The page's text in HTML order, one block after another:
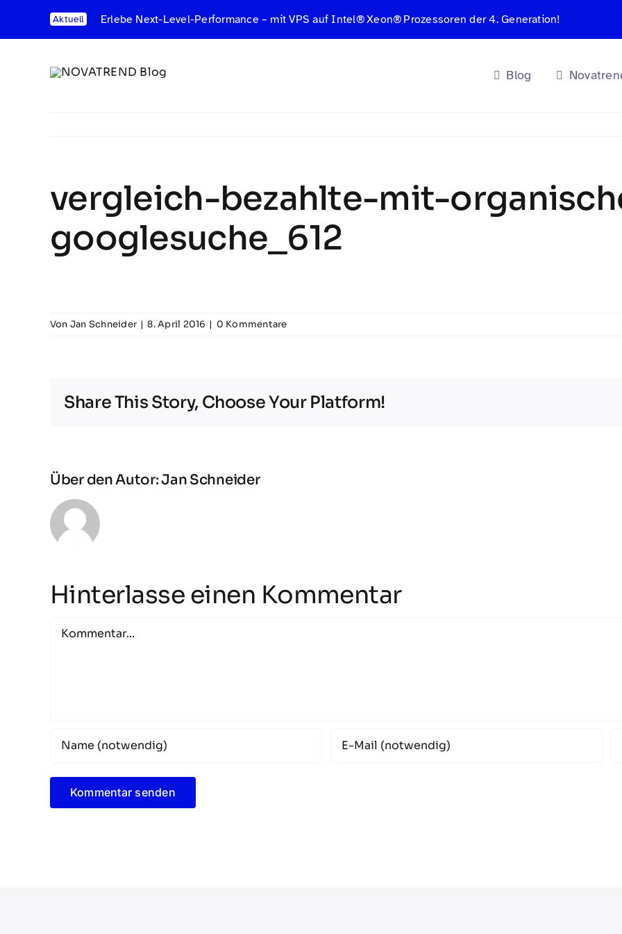
Aktuell Erlebe Next-Level-Performance – mit VPS auf Intel® Xeon® Prozessoren der 4. Generation!
Blog
vergleich-bezahlte-mit-
googlesuche_612
Von Jan Schneider | 8. April 2016 | 0 Kommentare
Share This Story, Choose Your Platform!
Über den Autor:Jan Schneider
Hinterlasse einen Kommentar
Kommentar